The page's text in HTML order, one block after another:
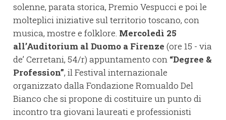
solenne, parata storica, Premio Vespucci e poi le
molteplici iniziative sul territorio toscano, con
musica, mostre e folklore. Mercoledì 25
all’Auditorium al Duomo a Firenze (ore 15 - via
de’ Cerretani, 54/r) appuntamento con “Degree &
Profession”, il Festival internazionale
organizzato dalla Fondazione Romualdo Del
Bianco che si propone di costituire un punto di
incontro tra giovani laureati e professionisti